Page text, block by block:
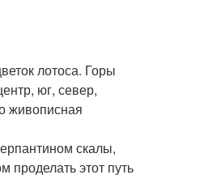
лотоса. Горы
юг, север,
живописная
скалы,
проделать этот путь